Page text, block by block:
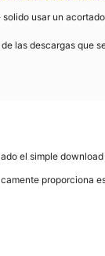
usar un
las descargas que
el simple
proporciona